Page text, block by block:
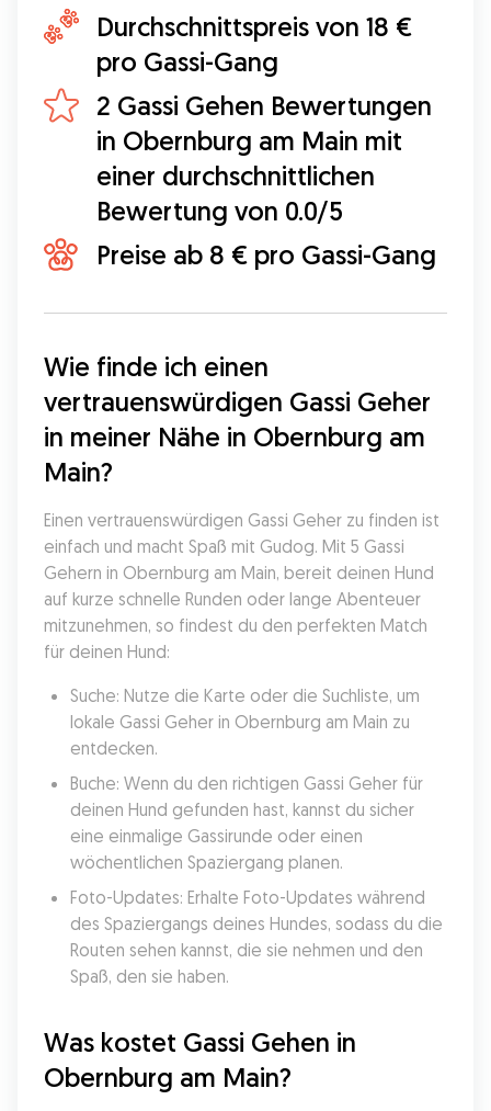
Durchschnittspreis von 18 €
pro Gassi-Gang
2 Gassi Gehen Bewertungen
in Obernburg am Main mit
einer durchschnittlichen
Bewertung von 0.0/5
Preise ab 8 € pro Gassi-Gang
Wie finde ich einen
vertrauenswürdigen Gassi Geher
in meiner Nähe in Obernburg am
Main?
Einen vertrauenswürdigen Gassi Geher zu finden ist
einfach und macht Spaß mit Gudog. Mit 5 Gassi
Gehern in Obernburg am Main, bereit deinen Hund
auf kurze schnelle Runden oder lange Abenteuer
mitzunehmen, so findest du den perfekten Match
für deinen Hund:
Suche: Nutze die Karte oder die Suchliste, um
lokale Gassi Geher in Obernburg am Main zu
entdecken.
Buche: Wenn du den richtigen Gassi Geher für
deinen Hund gefunden hast, kannst du sicher
eine einmalige Gassirunde oder einen
wöchentlichen Spaziergang planen.
Foto-Updates: Erhalte Foto-Updates während
des Spaziergangs deines Hundes, sodass du die
Routen sehen kannst, die sie nehmen und den
Spaß, den sie haben.
Was kostet Gassi Gehen in
Obernburg am Main?